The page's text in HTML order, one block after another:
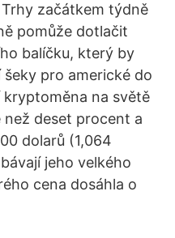
Trhy začátkem týdně
pomůže dotlačit
balíčku, který by
pro americké do
kryptoměna na světě
deset procent a
dolarů (1,064
jeho velkého
cena dosáhla o